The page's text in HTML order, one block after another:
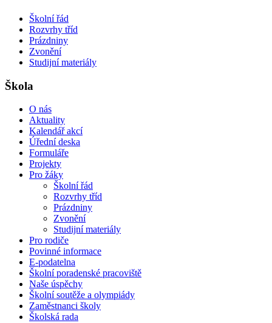
Školní řád
Rozvrhy tříd
Prázdniny
Zvonění
Studijní materiály
Škola
O nás
Aktuality
Kalendář akcí
Úřední deska
Formuláře
Projekty
Pro žáky
Školní řád
Rozvrhy tříd
Prázdniny
Zvonění
Studijní materiály
Pro rodiče
Povinné informace
E-podatelna
Školní poradenské pracoviště
Naše úspěchy
Školní soutěže a olympiády
Zaměstnanci školy
Školská rada